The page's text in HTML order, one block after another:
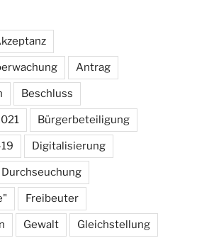
Antrag
Beschluss
Bürgerbeteiligung
Digitalisierung
Durchseuchung
Freibeuter
Gewalt Gleichstellung